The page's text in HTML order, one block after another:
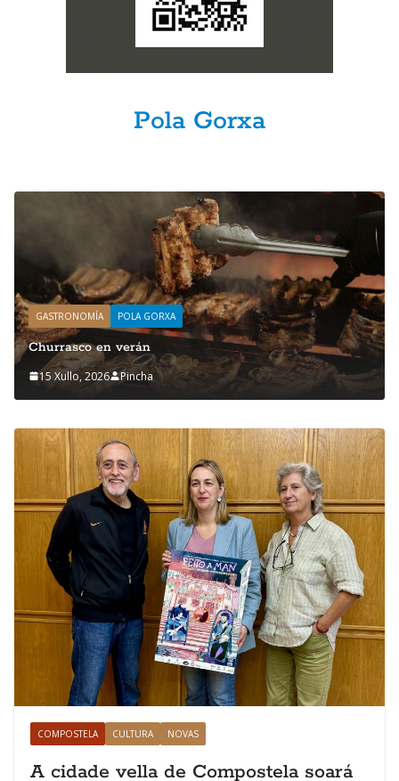
Pola Gorxa
GASTRONOMÍA POLA GORXA
Churrasco en verán
15 Xullo, 2026 Pincha
COMPOSTELA CULTURA NOVAS
A cidade vella de Compostela soará